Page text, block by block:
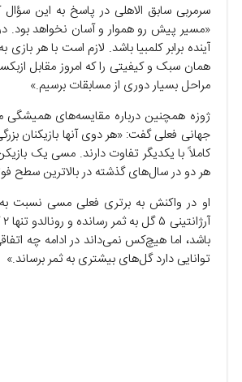
سرمربی سابق الاهلی در پاسخ به این سؤال
«مسیر پیش رو هموار و آسان نخواهد بود.
آینده برابر کلمبیا باشد. لازم است با هر
همان سبک و کیفیتی را که امروز مقابل
مراحل بسیار دوری از مسابقات برسیم.»
ژوزه همچنین درباره مقایسه‌های همیشگی
جهانی فعلی گفت: «هر دوی آنها بازیکنان
کاملاً با یکدیگر تفاوت دارند. مسی یک
هر دو در سال‌های گذشته در بالاترین سطح
او در واکنش به برتری فعلی مسی نسبت به
باشد، اما هیچ‌کس نمی‌داند در ادامه چه
توانایی دارد گل‌های بیشتری به ثمر برساند.»